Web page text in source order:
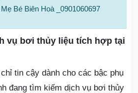
Bé Biên Hoà _0901060697
vụ bơi thủy liệu tích hợp tại
tin cậy dành cho các bậc phụ
đang tìm kiếm dịch vụ bơi thủy